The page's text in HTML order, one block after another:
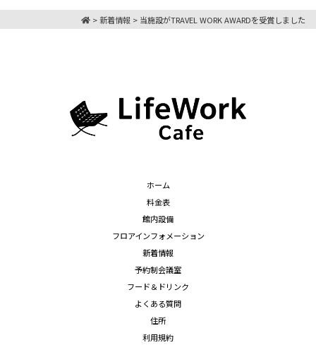
>新着情報 > 当施設がTRAVEL WORK AWARDを受賞しました
ホーム
料金表
館内設備
フロアインフォメーション
新着情報
予約制会議室
フード＆ドリンク
よくある質問
住所
利用規約